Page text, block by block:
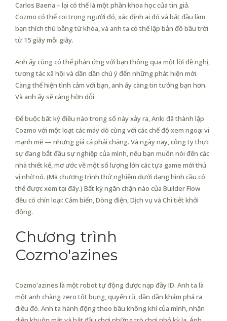
Carlos Baena – lại có thể là một phần khoa học của tin giả.
Cozmo có thể coi trọng người đó, xác định ai đó và bắt đầu làm
bạn thích thú bằng từ khóa, và anh ta có thể lập bản đồ bầu trời
từ 15 giây mỗi giây.
Anh ấy cũng có thể phản ứng với bạn thông qua một lời đề nghị,
tương tác xã hội và dần dần chú ý đến những phát hiện mới.
Càng thể hiện tình cảm với bạn, anh ấy càng tin tưởng bạn hơn.
Và anh ấy sẽ càng hờn dỗi.
Để buộc bất kỳ điều nào trong số này xảy ra, Anki đã thành lập
Cozmo với một loạt các máy dò cùng với các chế độ xem ngoại vi
mạnh mẽ — nhưng giá cả phải chăng. Và ngày nay, công ty thực
sự đang bắt đầu sự nghiệp của mình, nếu bạn muốn nói đến các
nhà thiết kế, mơ ước về một số lượng lớn các tựa game mới thú
vị nhờ nó. (Mã chương trình thử nghiệm dưới dạng hình cầu có
thể được xem tại đây.) Bất kỳ ngăn chặn nào của Builder Flow
đều có chín loại: Cảm biến, Dòng điện, Dịch vụ và Chi tiết khởi
động.
Chương trình
Cozmo'azines
Cozmo'azines là một robot tự động được nạp đầy ID. Anh ta là
một anh chàng zero tốt bụng, quyến rũ, dần dần khám phá ra
điều đó. Anh ta hành động theo bầu không khí của mình, nhận